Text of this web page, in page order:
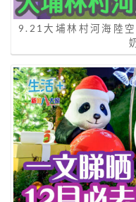
9.21大埔林村河海陸